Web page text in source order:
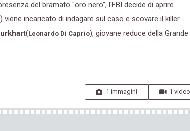
del bramato "oro nero", l'FBI decide di aprire
) viene incaricato di indagare sul caso e scovare il killer
(Leonardo Di Caprio), giovane reduce della Grande
1 immagini 1 video